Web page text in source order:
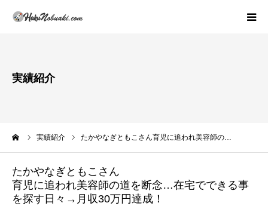
実績紹介
実績紹介 たかやなぎともこさん育児に追われ美容師の…
たかやなぎともこさん
育児に追われ美容師の道を断念…在宅でできる事
を探す日々→月収30万円達成！
著書紹介
活動報告
実績紹介